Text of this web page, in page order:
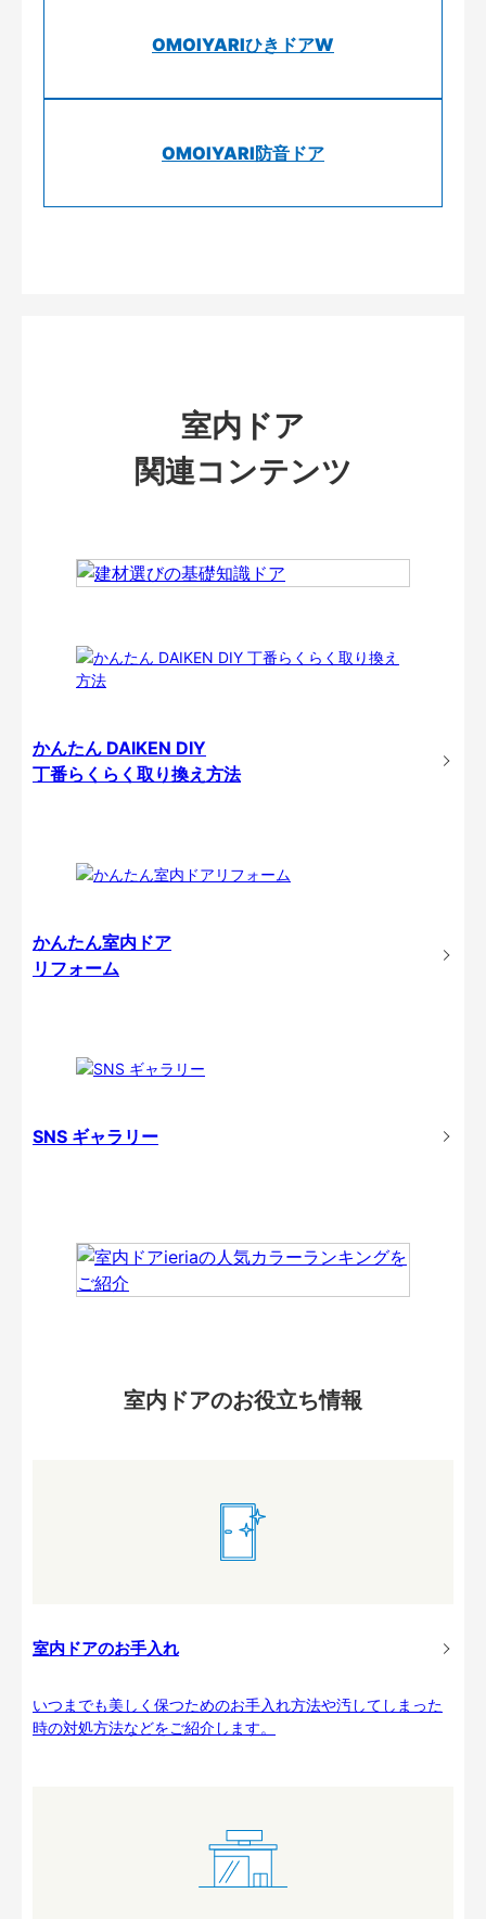
OMOIYARIひきドアW
OMOIYARI防音ドア
室内ドア
関連コンテンツ
かんたん DAIKEN DIY
丁番らくらく取り換え方法
かんたん室内ドア
リフォーム
SNS ギャラリー
室内ドアのお役立ち情報
室内ドアのお手入れ
いつまでも美しく保つためのお手入れ方法や汚してしまった
時の対処方法などをご紹介します。